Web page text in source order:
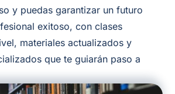
y puedas garantizar un futuro
exitoso, con clases
materiales actualizados y
que te guiarán paso a